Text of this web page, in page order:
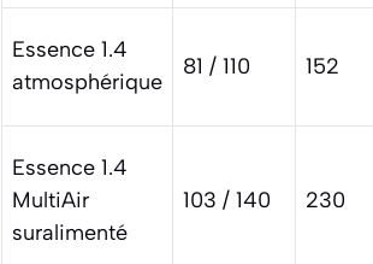
Essence 1.4
atmosphérique
81 / 110 152
Essence 1.4
MultiAir
suralimenté
103 / 140 230